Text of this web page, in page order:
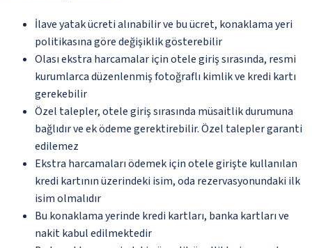
İlave yatak ücreti alınabilir ve bu ücret, konaklama yeri
politikasına göre değişiklik gösterebilir
Olası ekstra harcamalar için otele giriş sırasında, resmi
kurumlarca düzenlenmiş fotoğraflı kimlik ve kredi kartı
gerekebilir
Özel talepler, otele giriş sırasında müsaitlik durumuna
bağlıdır ve ek ödeme gerektirebilir. Özel talepler garanti
edilemez
Ekstra harcamaları ödemek için otele girişte kullanılan
kredi kartının üzerindeki isim, oda rezervasyonundaki ilk
isim olmalıdır
Bu konaklama yerinde kredi kartları, banka kartları ve
nakit kabul edilmektedir